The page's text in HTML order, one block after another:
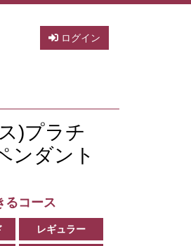
ログイン
)プラチ
ダント
るコース
レギュラー